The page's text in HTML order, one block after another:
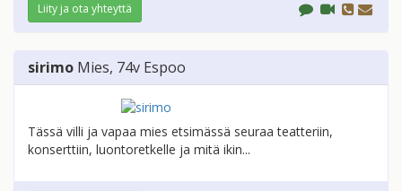
Liity ja ota yhteyttä
sirimo Mies, 74v Espoo
Tässä villi ja vapaa mies etsimässä seuraa teatteriin,
konserttiin, luontoretkelle ja mitä ikin...